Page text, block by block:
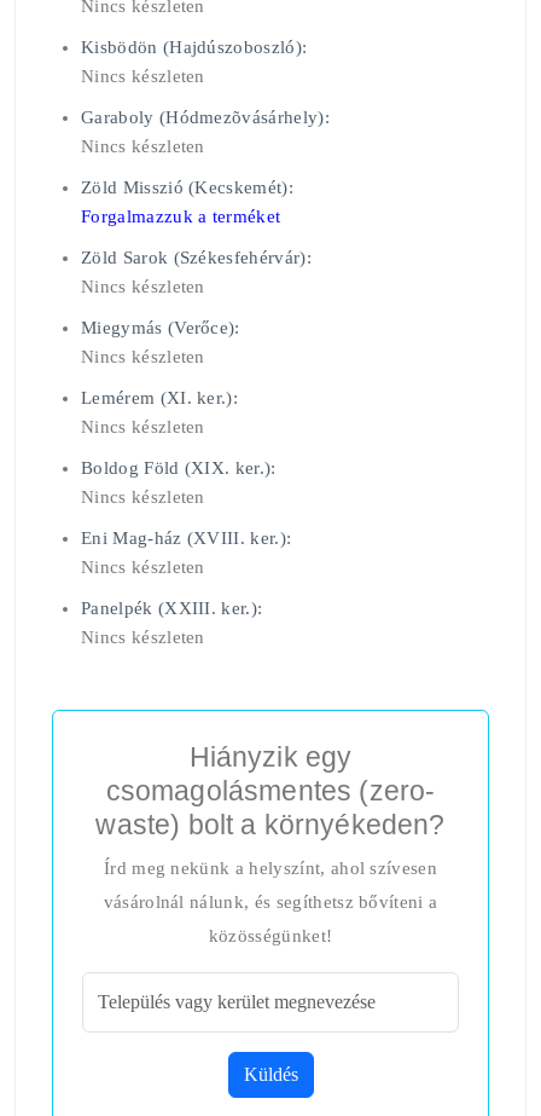
Nincs készleten
Kisbödön (Hajdúszoboszló):
Nincs készleten
Garaboly (Hódmezõvásárhely):
Nincs készleten
Zöld Misszió (Kecskemét):
Forgalmazzuk a terméket
Zöld Sarok (Székesfehérvár):
Nincs készleten
Miegymás (Verőce):
Nincs készleten
Lemérem (XI. ker.):
Nincs készleten
Boldog Föld (XIX. ker.):
Nincs készleten
Eni Mag-ház (XVIII. ker.):
Nincs készleten
Panelpék (XXIII. ker.):
Nincs készleten
Hiányzik egy
csomagolásmentes (zero-
waste) bolt a környékeden?
Írd meg nekünk a helyszínt, ahol szívesen
vásárolnál nálunk, és segíthetsz bővíteni a
közösségünket!
Küldés